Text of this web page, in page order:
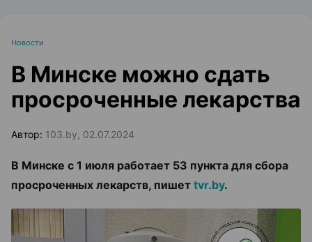
Новости
В Минске можно сдать
просроченные лекарства
Автор: 103.by, 02.07.2024
В Минске с 1 июля работает 53 пункта для сбора
просроченных лекарств, пишет tvr.by.